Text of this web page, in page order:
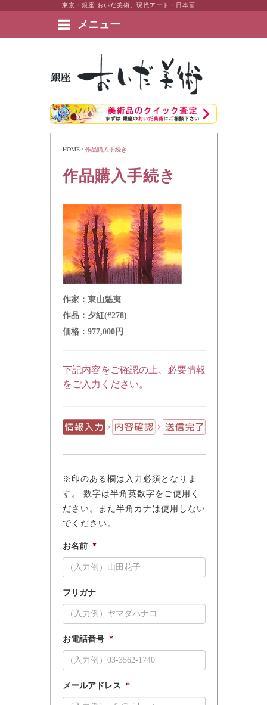
メニュー
絵画など美術品の販売と買取 | 東京・銀座 おいだ美術
HOME / 作品購入手続き
作品購入手続き
作家： 東山魁夷
作品： 夕紅(#278)
価格： 977,000円
下記内容をご確認の上、必要情報
をご入力ください。
※印のある欄は入力必須となりま
す。 数字は半角英数字をご使用く
ださい。また半角カナは使用しない
でください。
お名前 *
フリガナ
お電話番号 *
メールアドレス *